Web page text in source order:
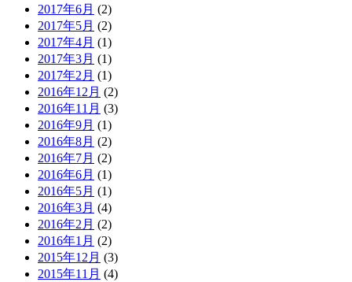
2017年6月 (2)
2017年5月 (2)
2017年4月 (1)
2017年3月 (1)
2017年2月 (1)
2016年12月 (2)
2016年11月 (3)
2016年9月 (1)
2016年8月 (2)
2016年7月 (2)
2016年6月 (1)
2016年5月 (1)
2016年3月 (4)
2016年2月 (2)
2016年1月 (2)
2015年12月 (3)
2015年11月 (4)